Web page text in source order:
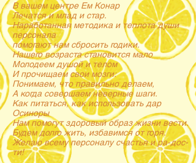
В вашем центре Ем Конар
Лечатся и млад и стар.
Наработанная методика и теплота души
персонала
помогают нам сбросить годики.
Нашего возраста становится мало
Молодеем душой и телом
И прочищаем свои мозги:
Понимаем, что правильно делаем,
А когда совершаем неверные шаги.
Как питаться, как использовать дар
Осиноры
Нам помогут здоровый образ жизни вести.
Будем долго жить, избавимся от горя.
Желаю всему персоналу счастья и ра-дос-
ти!